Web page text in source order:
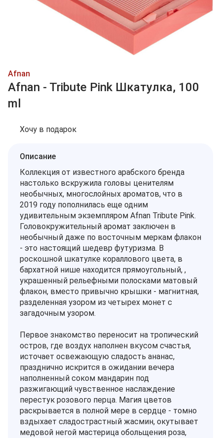
Afnan
Afnan - Tribute Pink Шкатулка, 100
ml
Хочу в подарок
Описание
Коллекция от известного арабского бренда
настолько вскружила головы ценителям
необычных, многослойных ароматов, что в
2019 году пополнилась еще одним
удивительным экземпляром Afnan Tribute Pink.
Головокружительный аромат заключен в
необычный даже по восточным меркам флакон
- это настоящий шедевр футуризма. В
роскошной шкатулке кораллового цвета, в
бархатной нише находится прямоугольный, ,
украшенный рельефными полосками матовый
флакон, вместо привычно крышки - магнитная,
разделенная узором из четырех монет с
загадочным узором.
Первое знакомство переносит на тропический
остров, где воздух наполнен вкусом счастья,
источает освежающую сладость ананас,
празднично искрится в ожидании вечера
наполненный соком мандарин под
разжигающий чувственное наслаждение
перестук розового перца. Магия цветов
раскрывается в полной мере в сердце - томно
вздыхает сладострастный жасмин, окутывает
медовой негой мастерица обольщения роза,